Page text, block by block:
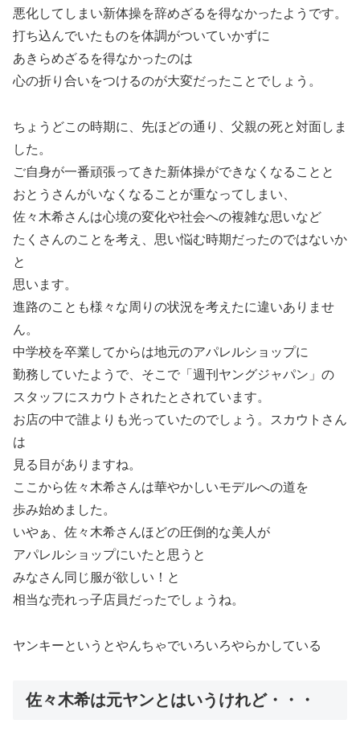
悪化してしまい新体操を辞めざるを得なかったようです。
打ち込んでいたものを体調がついていかずに
あきらめざるを得なかったのは
心の折り合いをつけるのが大変だったことでしょう。
ちょうどこの時期に、先ほどの通り、父親の死と対面しま
した。
ご自身が一番頑張ってきた新体操ができなくなることと
おとうさんがいなくなることが重なってしまい、
佐々木希さんは心境の変化や社会への複雑な思いなど
たくさんのことを考え、思い悩む時期だったのではないか
と
思います。
進路のことも様々な周りの状況を考えたに違いありませ
ん。
中学校を卒業してからは地元のアパレルショップに
勤務していたようで、そこで「週刊ヤングジャパン」の
スタッフにスカウトされたとされています。
お店の中で誰よりも光っていたのでしょう。スカウトさん
は
見る目がありますね。
ここから佐々木希さんは華やかしいモデルへの道を
歩み始めました。
いやぁ、佐々木希さんほどの圧倒的な美人が
アパレルショップにいたと思うと
みなさん同じ服が欲しい！と
相当な売れっ子店員だったでしょうね。
ヤンキーというとやんちゃでいろいろやらかしている
佐々木希は元ヤンとはいうけれど・・・